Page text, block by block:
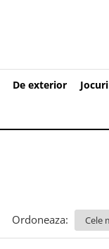
De exterior Jocuri
Ordoneaza: